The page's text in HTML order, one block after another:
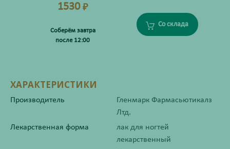
1530 ₽
Соберём завтра
после 12:00
Со склада
ХАРАКТЕРИСТИКИ
Производитель
Гленмарк Фармасьютикалз
Лтд.
Лекарственная форма
лак для ногтей
лекарственный